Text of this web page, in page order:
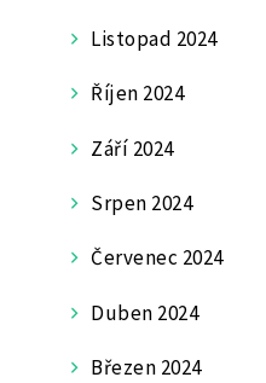
Listopad 2024
Říjen 2024
Září 2024
Srpen 2024
Červenec 2024
Duben 2024
Březen 2024